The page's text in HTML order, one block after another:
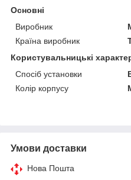
Основні
Виробник
Країна виробник
Користувальницькі
Спосіб установки
Колір корпусу
Умови доставки
Нова Пошта